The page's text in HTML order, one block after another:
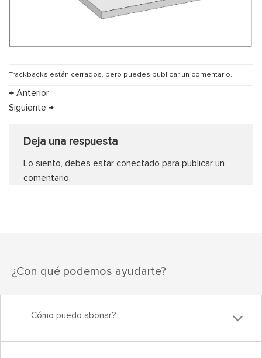
Trackbacks están cerrados, pero puedes publicar un comentario.
← Anterior
Siguiente →
Deja una respuesta
Lo siento, debes estar conectado para publicar un
comentario.
¿Con qué podemos ayudarte?
Cómo puedo abonar?